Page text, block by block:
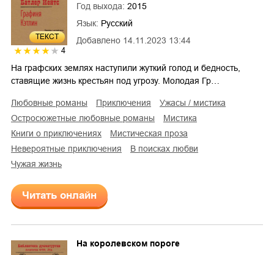
ТЕКСТ
4
Добавлено 14.11.2023 13:44
Год выхода: 2015
Язык: Русский
На графских землях наступили жуткий голод и бедность,
ставящие жизнь крестьян под угрозу. Молодая Гр…
любовные романы приключения
ужасы / мистика
остросюжетные любовные романы
мистика
книги о приключениях
мистическая проза
невероятные приключения
в поисках любви
чужая жизнь
Читать онлайн
На королевском пороге